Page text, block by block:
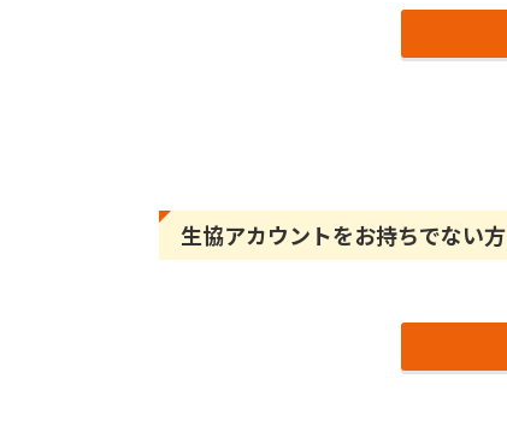
生協アカウントをお持ちでない方